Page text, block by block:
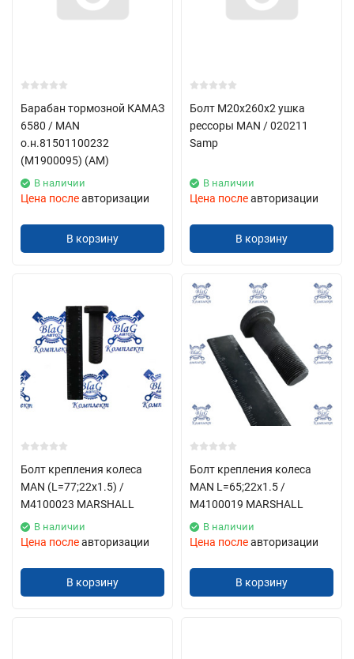
Барабан тормозной КАМАЗ
6580 / MAN
о.н.81501100232
(М1900095) (АМ)
В наличии
Цена послеавторизации
В корзину
Болт M20x260x2 ушка
рессоры MAN / 020211
Samp
В наличии
Цена послеавторизации
В корзину
Болт крепления колеса
MAN (L=77;22x1.5) /
М4100023 MARSHALL
В наличии
Цена послеавторизации
В корзину
Болт крепления колеса
MAN L=65;22x1.5 /
М4100019 MARSHALL
В наличии
Цена послеавторизации
В корзину